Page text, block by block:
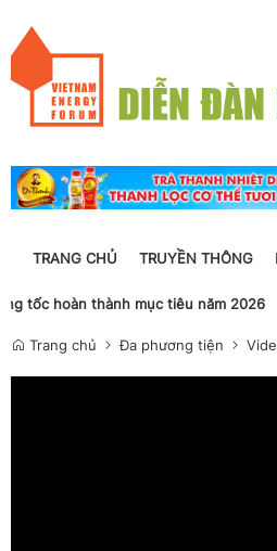
TRANG CHỦ TRUYỀN THÔNG
tốc hoàn thành mục tiêu năm 2026
Trang chủ Đa phương tiện